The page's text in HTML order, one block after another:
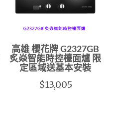
高雄 櫻花牌 G2327GB
炙焱智能時控檯面爐 限
定區域送基本安裝
$13,005